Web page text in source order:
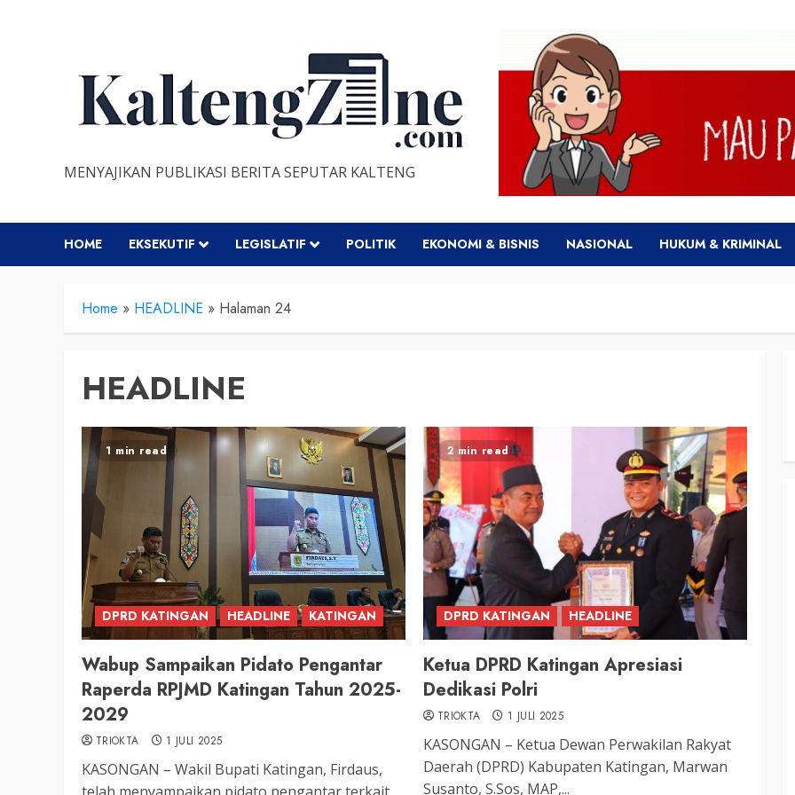
MENYAJIKAN PUBLIKASI BERITA SEPUTAR KALTENG
HOME EKSEKUTIF LEGISLATIF POLITIK EKONOMI & BISNIS NASIONAL HUKUM & KRIMINAL
Home » HEADLINE » Halaman 24
HEADLINE
1 min read
DPRD KATINGAN HEADLINE KATINGAN
Wabup Sampaikan Pidato Pengantar
Raperda RPJMD Katingan Tahun 2025-
2029
TRIOKTA 1 JULI 2025
KASONGAN – Wakil Bupati Katingan, Firdaus,
2 min read
DPRD KATINGAN HEADLINE
Ketua DPRD Katingan Apresiasi
Dedikasi Polri
TRIOKTA 1 JULI 2025
KASONGAN – Ketua Dewan Perwakilan Rakyat
Daerah (DPRD) Kabupaten Katingan, Marwan
Susanto, S.Sos, MAP,...